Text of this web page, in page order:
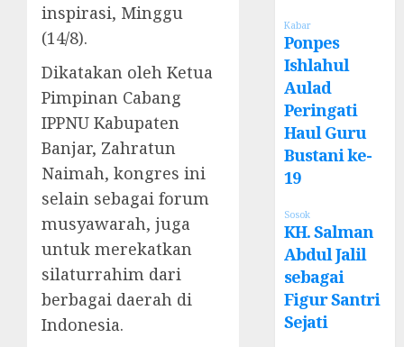
inspirasi, Minggu
(14/8).
Dikatakan oleh Ketua
Pimpinan Cabang
IPPNU Kabupaten
Banjar, Zahratun
Naimah, kongres ini
selain sebagai forum
musyawarah, juga
untuk merekatkan
silaturrahim dari
berbagai daerah di
Indonesia.
Kabar
Ponpes
Ishlahul
Aulad
Peringati
Haul Guru
Bustani ke-
19
Sosok
KH. Salman
Abdul Jalil
sebagai
Figur Santri
Sejati